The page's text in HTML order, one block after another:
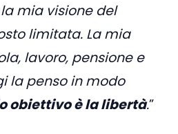
mia visione del
limitata. La mia
lavoro, pensione e
la penso in modo
obiettivo è la libertà.”